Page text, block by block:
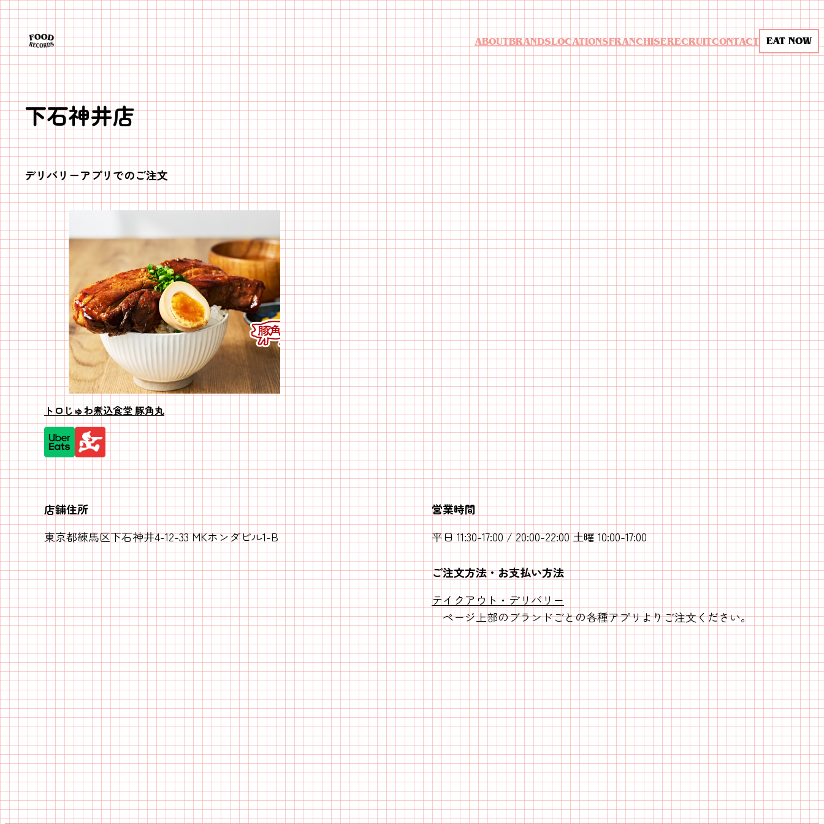
内
容
を
ス
キ
ッ
ABOUTBRANDSLOCATIONSFRANCHISERECRUITCONTACT EAT NOW
下石神井店
デリバリーアプリでのご注文
トロじゅわ煮込食堂 豚角丸
店舗住所
東京都練馬区下石神井4-12-33 MKホンダビル1-B
営業時間
平日 11:30-17:00 / 20:00-22:00 土曜 10:00-17:00
ご注文方法・お支払い方法
テイクアウト・デリバリー
ページ上部のブランドごとの各種アプリよりご注文ください。